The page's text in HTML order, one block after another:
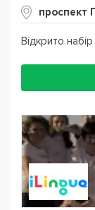
проспект
Відкрито